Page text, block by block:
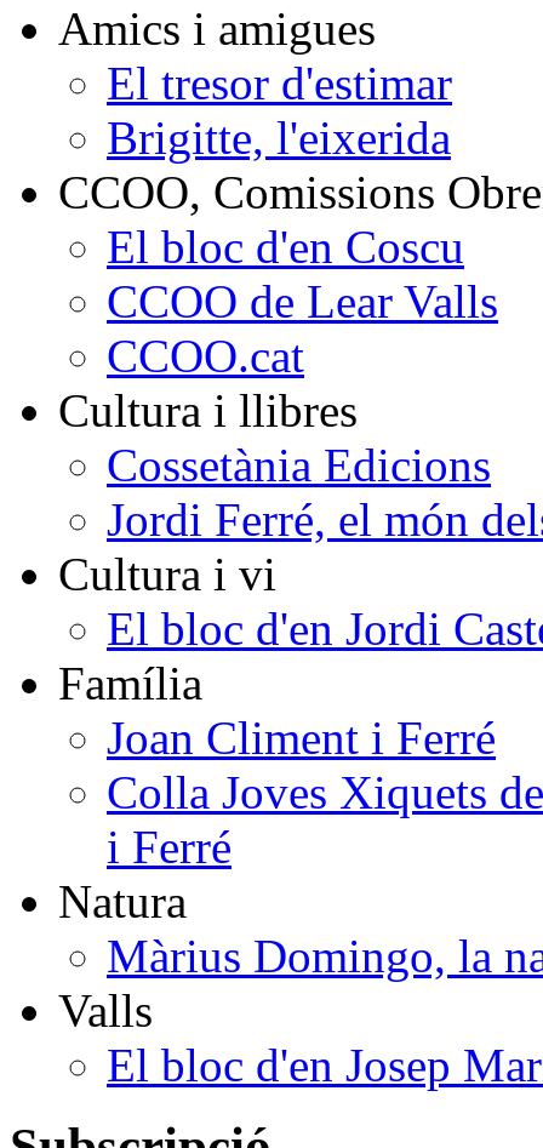
Amics i amigues
El tresor d'estimar
Brigitte, l'eixerida
CCOO, Comissions
El bloc d'en Coscu
CCOO de Lear Valls
CCOO.cat
Cultura i llibres
Cossetània Edicions
Jordi Ferré, el món
Cultura i vi
El bloc d'en Jordi
Família
Joan Climent i Ferré
Colla Joves Xiquets
i Ferré
Natura
Màrius Domingo, la
Valls
El bloc d'en Josep